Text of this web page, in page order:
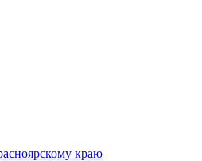
краю